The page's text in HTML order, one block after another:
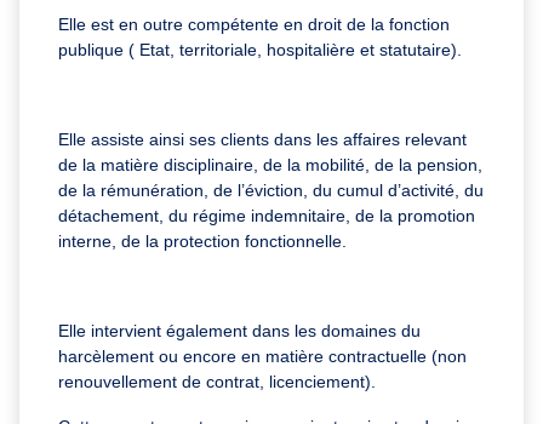
Elle est en outre compétente en droit de la fonction
publique ( Etat, territoriale, hospitalière et statutaire).
Elle assiste ainsi ses clients dans les affaires relevant
de la matière disciplinaire, de la mobilité, de la pension,
de la rémunération, de l’éviction, du cumul d’activité, du
détachement, du régime indemnitaire, de la promotion
interne, de la protection fonctionnelle.
Elle intervient également dans les domaines du
harcèlement ou encore en matière contractuelle (non
renouvellement de contrat, licenciement).